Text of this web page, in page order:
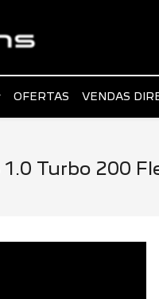
OFERTAS VENDAS
Turbo 200